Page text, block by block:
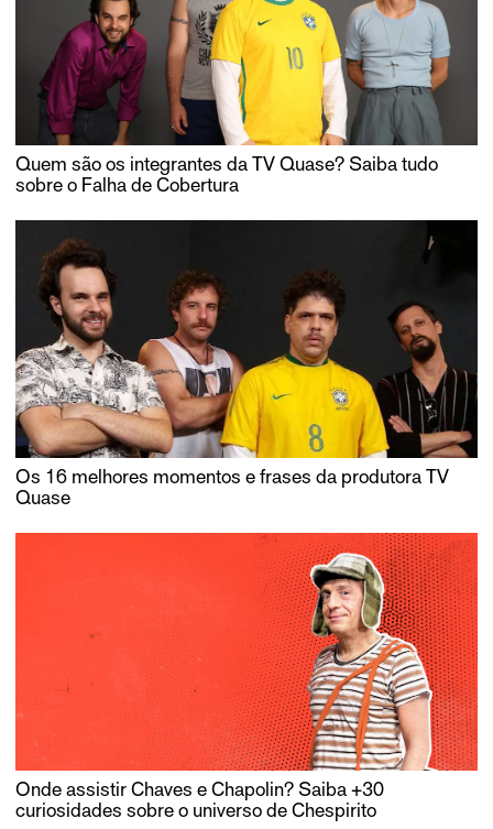
Quem são os integrantes da TV Quase? Saiba tudo
sobre o Falha de Cobertura
Os 16 melhores momentos e frases da produtora TV
Quase
Onde assistir Chaves e Chapolin? Saiba +30
curiosidades sobre o universo de Chespirito